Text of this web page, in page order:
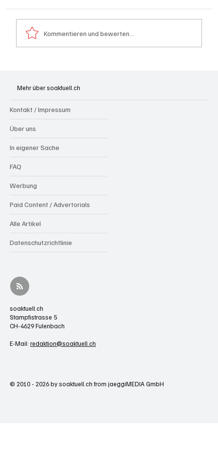
Kommentieren und bewerten...
Mehr über soaktuell.ch
Kontakt / Impressum
Über uns
In eigener Sache
FAQ
Werbung
Paid Content / Advertorials
Alle Artikel
Datenschutzrichtlinie
soaktuell.ch
Stampfistrasse 5
CH-4629 Fulenbach
E-Mail: redaktion@soaktuell.ch
© 2010 - 2026 by soaktuell.ch from jaeggiMEDIA GmbH